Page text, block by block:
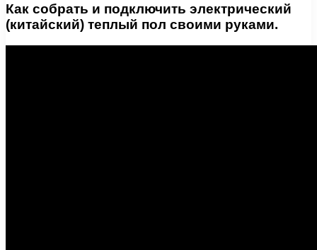
Как собрать и подключить электрический
(китайский) теплый пол своими руками.